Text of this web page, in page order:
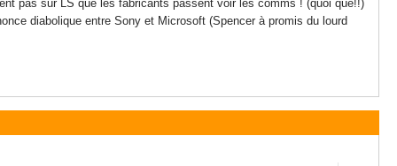
pas sur LS que les fabricants passent voir les comms ! (quoi que!!)
diabolique entre Sony et Microsoft (Spencer à promis du lourd